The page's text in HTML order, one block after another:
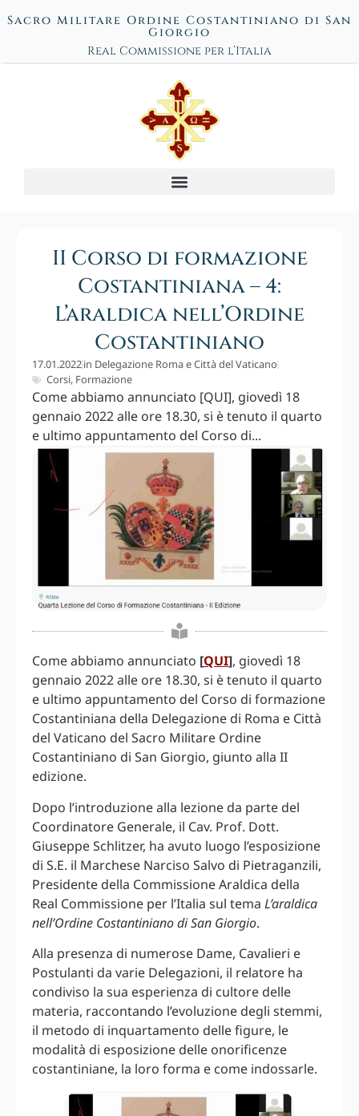
Sacro Militare Ordine Costantiniano di San
Giorgio
Real Commissione per l’Italia
II Corso di formazione
Costantiniana – 4:
L’araldica nell’Ordine
Costantiniano
17.01.2022in Delegazione Roma e Città del Vaticano
Corsi, Formazione
Come abbiamo annunciato [QUI], giovedì 18
gennaio 2022 alle ore 18.30, si è tenuto il quarto
e ultimo appuntamento del Corso di...
Come abbiamo annunciato [QUI], giovedì 18
gennaio 2022 alle ore 18.30, si è tenuto il quarto
e ultimo appuntamento del Corso di formazione
Costantiniana della Delegazione di Roma e Città
del Vaticano del Sacro Militare Ordine
Costantiniano di San Giorgio, giunto alla II
edizione.
Dopo l’introduzione alla lezione da parte del
Coordinatore Generale, il Cav. Prof. Dott.
Giuseppe Schlitzer, ha avuto luogo l’esposizione
di S.E. il Marchese Narciso Salvo di Pietraganzili,
Presidente della Commissione Araldica della
Real Commissione per l’Italia sul tema L’araldica
nell’Ordine Costantiniano di San Giorgio.
Alla presenza di numerose Dame, Cavalieri e
Postulanti da varie Delegazioni, il relatore ha
condiviso la sua esperienza di cultore delle
materia, raccontando l’evoluzione degli stemmi,
il metodo di inquartamento delle figure, le
modalità di esposizione delle onorificenze
costantiniane, la loro forma e come indossarle.